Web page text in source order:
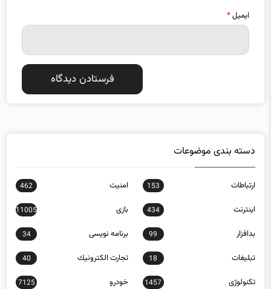
ایمیل*
دسته بندی موضوعات
ارتباطات 153 امنيت 462
اينترنت 434 بازی 11005
بدافزار 99 برنامه نويسی 34
تبلیغات 18 تجارت الكترونيك 40
تکنولوژی 1457 خودرو 7125